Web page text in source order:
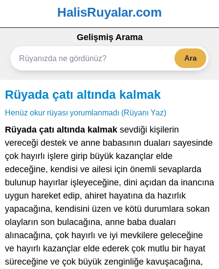
HalisRuyalar.com
Gelişmiş Arama
Ara
Rüyada çatı altında kalmak
Henüz okur rüyası yorumlanmadı (Rüyanı Yaz)
Rüyada çatı altında kalmak sevdiği kişilerin
vereceği destek ve anne babasının duaları sayesinde
çok hayırlı işlere girip büyük kazançlar elde
edeceğine, kendisi ve ailesi için önemli sevaplarda
bulunup hayırlar işleyeceğine, dini açıdan da inancına
uygun hareket edip, ahiret hayatına da hazırlık
yapacağına, kendisini üzen ve kötü durumlara sokan
olayların son bulacağına, anne baba duaları
alınacağına, çok hayırlı ve iyi mevkilere geleceğine
ve hayırlı kazançlar elde ederek çok mutlu bir hayat
süreceğine ve çok büyük zenginliğe kavuşacağına,